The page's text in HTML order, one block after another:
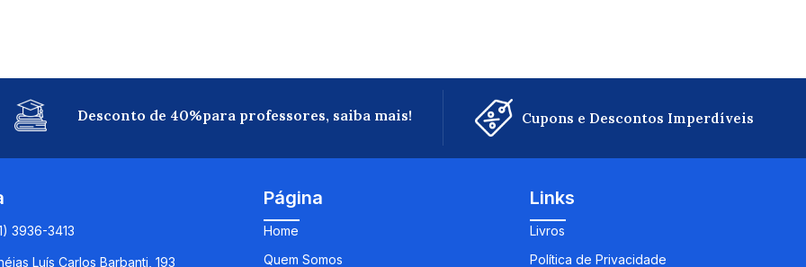
Desconto de 40%para professores, saiba mais! Cupons e Descontos Imperdíveis
3936-3413
Luís Carlos Barbanti, 193
Página
Home
Quem Somos
Links
Livros
Política de Privacidade